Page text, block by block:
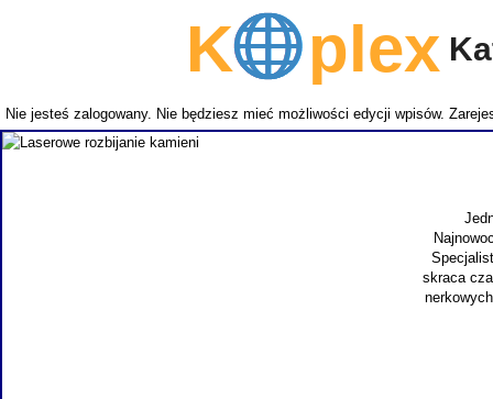
Kplex
Nie jesteś zalogowany. Nie będziesz mieć możliwości edycji wpisów.
skraca